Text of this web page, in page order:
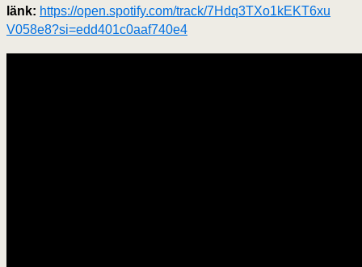
länk: https://open.spotify.com/track/7Hdq3TXo1kEKT6xu
V058e8?si=edd401c0aaf740e4